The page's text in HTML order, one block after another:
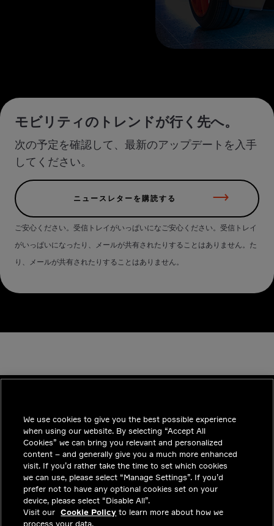
モビリティのトレンドが行く先へ。
次の予定を確認して、最新のアップデートを入手
してください。
ニュースレターを購読する
ご安心ください。受信トレイがいっぱいになご安心ください。受信トレイ
がいっぱいになったり、メールが共有されたりすることはありません。た
り、メールが共有されたりすることはありません。
INDUSTRIES
インサイト
ソリューション
採用情報
投資家向けお知らせ
We use cookies to give you the best possible experience
when using our website. By selecting “Accept All
Cookies” we can bring you relevant and personalized
content – and generally give you a much more enhanced
visit. If you’d rather take the time to set which cookies
we can use, please select “Manage Settings”. If you’d
prefer not to have any optional cookies set on your
device, please select “Disable All”.
Visit our Cookie Policy to learn more about how we
process your data.